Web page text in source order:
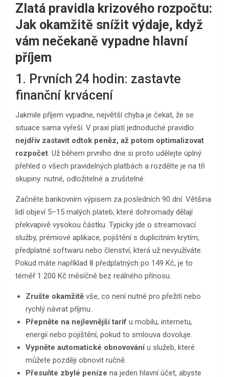
Zlatá pravidla krizového rozpočtu:
Jak okamžitě snížit výdaje, když
vám nečekaně vypadne hlavní
příjem
1. Prvních 24 hodin: zastavte
finanční krvácení
Jakmile příjem vypadne, největší chyba je čekat, že se
situace sama vyřeší. V praxi platí jednoduché pravidlo:
nejdřív zastavit odtok peněz, až potom optimalizovat
rozpočet. Už během prvního dne si proto udělejte úplný
přehled o všech pravidelných platbách a rozdělte je na tři
skupiny: nutné, odložitelné a zrušitelné.
Začněte bankovním výpisem za posledních 90 dní. Většina
lidí objeví 5–15 malých plateb, které dohromady dělají
překvapivě vysokou částku. Typicky jde o streamovací
služby, prémiové aplikace, pojištění s duplicitním krytím,
předplatné softwaru nebo členství, která už nevyužíváte.
Pokud máte například 8 předplatných po 149 Kč, je to
téměř 1 200 Kč měsíčně bez reálného přínosu.
Zrušte okamžitě vše, co není nutné pro přežití nebo
rychlý návrat příjmu.
Přepněte na nejlevnější tarif u mobilu, internetu,
energií nebo pojištění, pokud to smlouva dovoluje.
Vypněte automatické obnovováníu služeb, které
můžete později obnovit ručně.
Přesuňte zbylé peníze na jeden hlavní účet, abyste